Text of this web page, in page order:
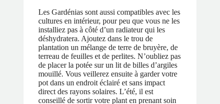
Les Gardénias sont aussi compatibles avec les
cultures en intérieur, pour peu que vous ne les
installiez pas à côté d’un radiateur qui les
déshydratera. Ajoutez dans le trou de
plantation un mélange de terre de bruyère, de
terreau de feuilles et de perlites. N’oubliez pas
de placer la potée sur un lit de billes d’argiles
mouillé. Vous veillerez ensuite à garder votre
pot dans un endroit éclairé et sans impact
direct des rayons solaires. L’été, il est
conseillé de sortir votre plant en prenant soin